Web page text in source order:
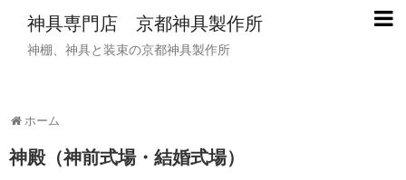
神具専門店 京都神具製作所
神棚、神具と装束の京都神具製作所
ホーム
神殿（神前式場・結婚式場）